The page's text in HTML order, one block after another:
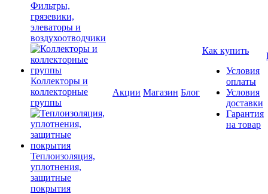
Фильтры,
грязевики,
элеваторы и
воздухоотводчики
Коллекторы и
коллекторные
группы
Теплоизоляция,
уплотнения,
защитные
покрытия
Акции Магазин Блог
Как купить
Условия
оплаты
Условия
доставки
Гарантия
на товар